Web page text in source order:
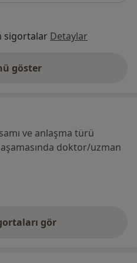
sigortalar Detaylar
göster
adres hakkında
ve anlaşma türü
doktor/uzman
gör